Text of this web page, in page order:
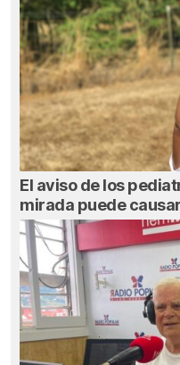
El aviso de los
mirada puede